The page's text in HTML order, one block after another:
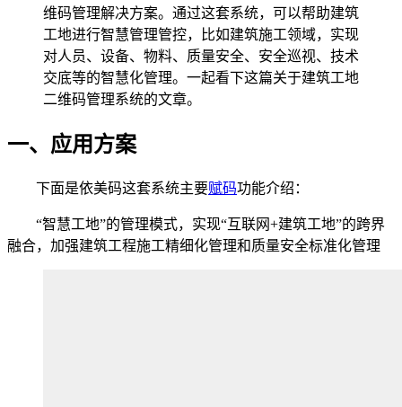
维码管理解决方案。通过这套系统，可以帮助建筑
工地进行智慧管理管控，比如建筑施工领域，实现
对人员、设备、物料、质量安全、安全巡视、技术
交底等的智慧化管理。一起看下这篇关于建筑工地
二维码管理系统的文章。
一、应用方案
下面是依美码这套系统主要赋码功能介绍：
“智慧工地”的管理模式，实现“互联网+建筑工地”的跨界
融合，加强建筑工程施工精细化管理和质量安全标准化管理